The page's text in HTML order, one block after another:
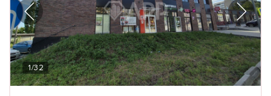
1/32